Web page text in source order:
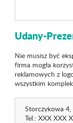
Udany-
Nie musisz być
firma mogła
reklamowych z
wszystkim
Storczykowa 4
Tel.: XXX XXX